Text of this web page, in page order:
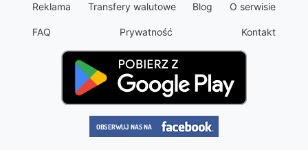
Reklama Transfery walutowe Blog O serwisie
FAQ Prywatność Kontakt